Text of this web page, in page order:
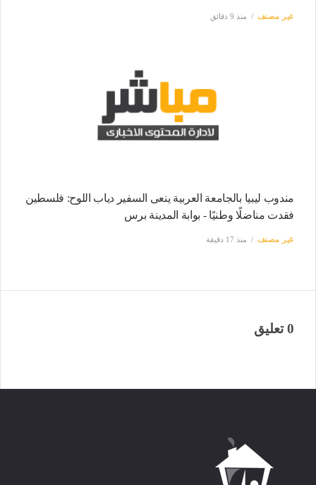
غير مصنف منذ 9 دقائق
مندوب ليبيا بالجامعة العربية ينعى السفير دياب اللوح: فلسطين
فقدت مناضلًا وطنيًا - بوابة المدينة برس
غير مصنف منذ 17 دقيقة
0 تعليق